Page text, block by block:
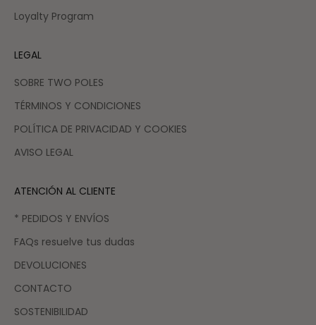
Loyalty Program
LEGAL
SOBRE TWO POLES
TÉRMINOS Y CONDICIONES
POLÍTICA DE PRIVACIDAD Y COOKIES
AVISO LEGAL
ATENCIÓN AL CLIENTE
* PEDIDOS Y ENVÍOS
FAQs resuelve tus dudas
DEVOLUCIONES
CONTACTO
SOSTENIBILIDAD